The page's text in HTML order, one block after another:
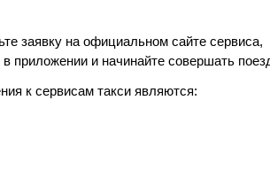
заявку на официальном сайте сервиса,
приложении и начинайте совершать
к сервисам такси являются: